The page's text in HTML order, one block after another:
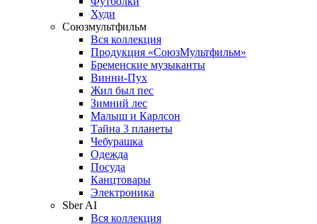
Худи
Союзмультфильм
Вся коллекция
Продукция «СоюзМультфильм»
Бременские музыканты
Винни-Пух
Жил был пес
Зимний лес
Малыш и Карлсон
Тайна 3 планеты
Чебурашка
Одежда
Посуда
Канцтовары
Электроника
Sber AI
Вся коллекция